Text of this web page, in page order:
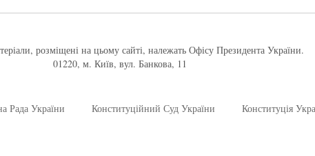
розміщені на цьому сайті, належать Офісу Президента України.
01220, м. Київ, вул. Банкова, 11
Рада України Конституційний Суд України Конституція